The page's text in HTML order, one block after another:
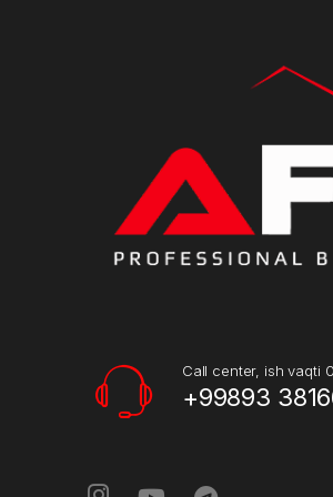
Call center, ish vaqti
+99893